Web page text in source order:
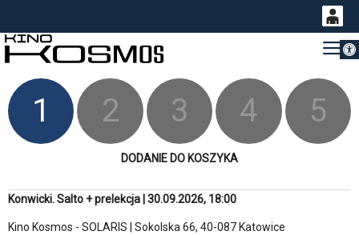
<'
0
PLN
14
1 2 3 4 5
DODANIE DO KOSZYKA
Konwicki. Salto + prelekcja | 30.09.2026, 18:00
Kino Kosmos - SOLARIS | Sokolska 66, 40-087 Katowice